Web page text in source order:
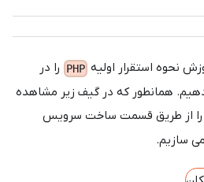
نحوه استقرار اولیه PHP
را در
همانطور که در گیف زیر مشاهده
را از طریق قسمت ساخت سرویس
می سازیم.